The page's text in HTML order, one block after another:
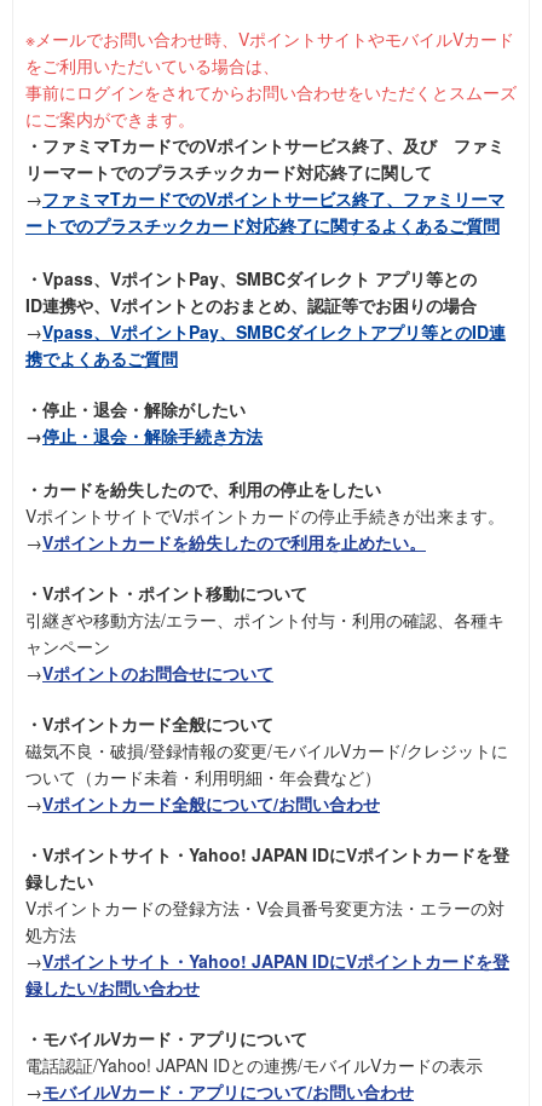
※メールでお問い合わせ時、VポイントサイトやモバイルVカード
をご利用いただいている場合は、
事前にログインをされてからお問い合わせをいただくとスムーズ
にご案内ができます。
・ファミマTカードでのVポイントサービス終了、及び ファミ
リーマートでのプラスチックカード対応終了に関して
→ファミマTカードでのVポイントサービス終了、ファミリーマ
ートでのプラスチックカード対応終了に関するよくあるご質問
・Vpass、VポイントPay、SMBCダイレクト アプリ等との
ID連携や、Vポイントとのおまとめ、認証等でお困りの場合
→Vpass、VポイントPay、SMBCダイレクトアプリ等とのID連
携でよくあるご質問
・停止・退会・解除がしたい
→停止・退会・解除手続き方法
・カードを紛失したので、利用の停止をしたい
VポイントサイトでVポイントカードの停止手続きが出来ます。
→Vポイントカードを紛失したので利用を止めたい。
・Vポイント・ポイント移動について
引継ぎや移動方法/エラー、ポイント付与・利用の確認、各種キ
ャンペーン
→Vポイントのお問合せについて
・Vポイントカード全般について
磁気不良・破損/登録情報の変更/モバイルVカード/クレジットに
ついて（カード未着・利用明細・年会費など）
→Vポイントカード全般について/お問い合わせ
・Vポイントサイト・Yahoo! JAPAN IDにVポイントカードを登
録したい
Vポイントカードの登録方法・V会員番号変更方法・エラーの対
処方法
→Vポイントサイト・Yahoo! JAPAN IDにVポイントカードを登
録したい/お問い合わせ
・モバイルVカード・アプリについて
電話認証/Yahoo! JAPAN IDとの連携/モバイルVカードの表示
→モバイルVカード・アプリについて/お問い合わせ